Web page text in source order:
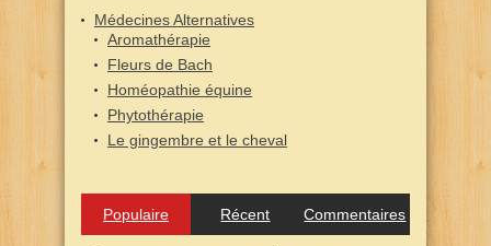
Médecines Alternatives
Aromathérapie
Fleurs de Bach
Homéopathie équine
Phytothérapie
Le gingembre et le cheval
Populaire Récent Commentaires